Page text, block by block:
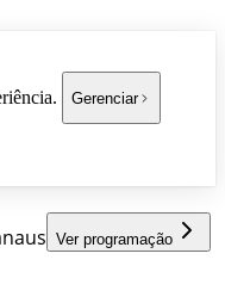
Gerenciar
Ver programação